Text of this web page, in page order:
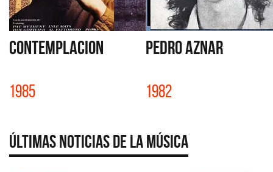
CONTEMPLACION
1985
PEDRO AZNAR
1982
Últimas Noticias de la Música